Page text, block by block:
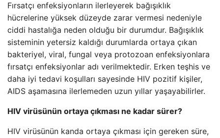
Fırsatçı enfeksiyonların ilerleyerek bağışıklık
hücrelerine yüksek düzeyde zarar vermesi nedeniyle
ciddi hastalığa neden olduğu bir durumdur. Bağışıklık
sisteminin yetersiz kaldığı durumlarda ortaya çıkan
bakteriyel, viral, fungal veya protozoan enfeksiyonlara
fırsatçı enfeksiyonlar adı verilmektedir. Erken teşhis ve
daha iyi tedavi koşulları sayesinde HIV pozitif kişiler,
AIDS aşamasına ilerlemeden uzun yıllar yaşayabilirler.
HIV virüsünün ortaya çıkması ne kadar sürer?
HIV virüsünün kanda ortaya çıkması için gereken süre,